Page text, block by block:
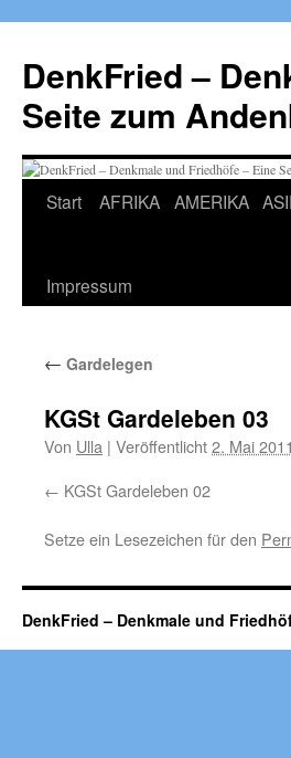
springen
DenkFried –
Seite zum
Start AFRIKA AMERIKA
Impressum
← Gardelegen
KGSt Gardeleben 03
Von Ulla | Veröffentlicht2. Mai 2011
KGSt Gardeleben 02
Setze ein Lesezeichen für den
DenkFried – Denkmale und